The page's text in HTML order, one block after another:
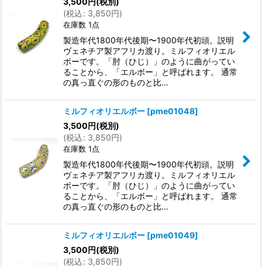
(税込: 3,850円)
在庫数 1点
製造年代1800年代後期〜1900年代初頭。説明
ヴェネチア製アフリカ渡り。ミルフィオリエル
ボーです。「肘（ひじ）」のように曲がってい
ることから、「エルボー」と呼ばれます。 通常
の真っ直ぐの形のものと比…
ミルフィオリエルボー [pme01048]
3,500円(税別)
(税込: 3,850円)
在庫数 1点
製造年代1800年代後期〜1900年代初頭。説明
ヴェネチア製アフリカ渡り。ミルフィオリエル
ボーです。「肘（ひじ）」のように曲がってい
ることから、「エルボー」と呼ばれます。 通常
の真っ直ぐの形のものと比…
ミルフィオリエルボー [pme01049]
3,500円(税別)
(税込: 3,850円)